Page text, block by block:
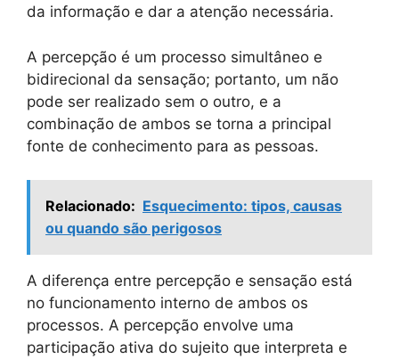
da informação e dar a atenção necessária.
A percepção é um processo simultâneo e
bidirecional da sensação; portanto, um não
pode ser realizado sem o outro, e a
combinação de ambos se torna a principal
fonte de conhecimento para as pessoas.
Relacionado: Esquecimento: tipos, causas
ou quando são perigosos
A diferença entre percepção e sensação está
no funcionamento interno de ambos os
processos. A percepção envolve uma
participação ativa do sujeito que interpreta e